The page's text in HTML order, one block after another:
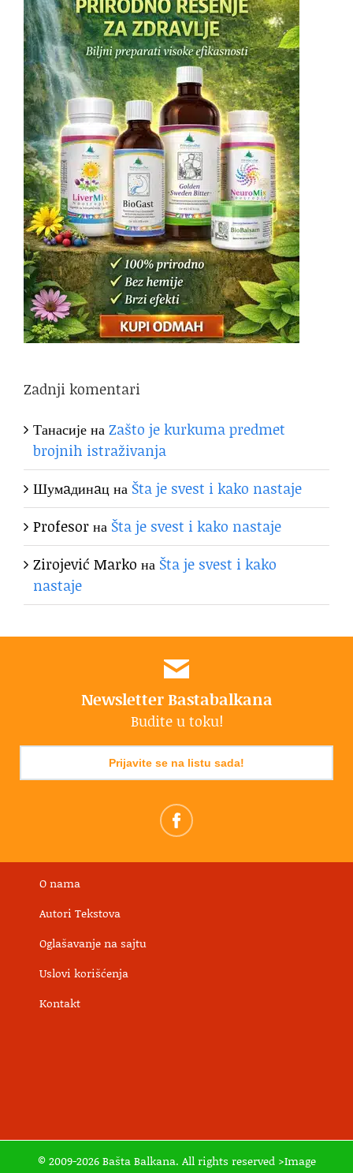
Zadnji komentari
ТанасијенаZašto je kurkuma predmet
brojnih istraživanja
Шумaдинaцна Šta je svest i kako nastaje
Profesorна Šta je svest i kako nastaje
Zirojević Marko на Šta je svest i kako
nastaje
Newsletter Bastabalkana
Budite u toku!
Prijavite se na listu sada!
O nama
Autori Tekstova
Oglašavanje na sajtu
Uslovi korišćenja
Kontakt
© 2009-2026 Bašta Balkana. All rights reserved >Image